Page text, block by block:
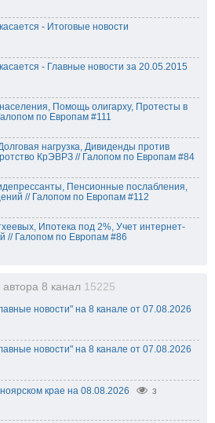
- Итоговые новости
- Главные новости за 20.05.2015
Помощь олигарху, Протесты в
по Европам #111
нагрузка, Дивиденды против
КрЭВРЗ // Галопом по Европам #84
Пенсионные послабления,
// Галопом по Европам #112
Ипотека под 2%, Учет интернет-
// Галопом по Европам #86
8 канал 15225
новости" на 8 канале от 07.08.2026
новости" на 8 канале от 07.08.2026
крае на 08.08.2026 3